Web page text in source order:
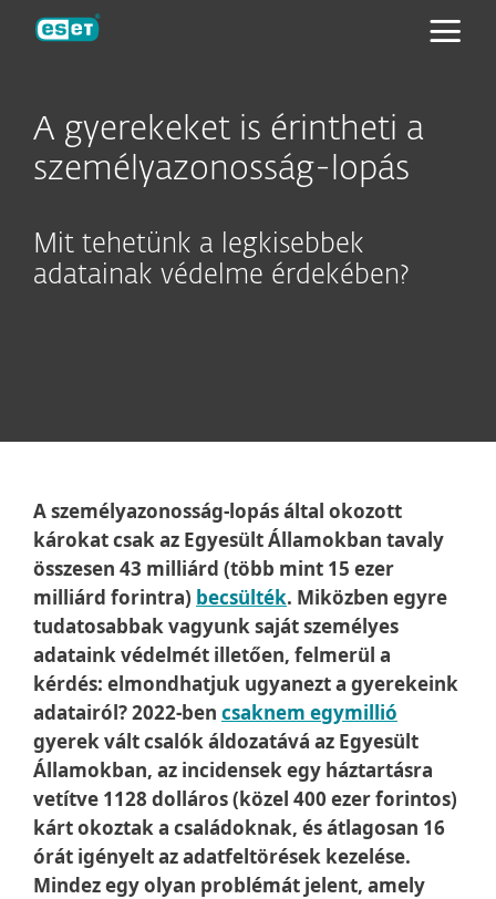
A gyerekeket is érintheti a
személyazonosság-lopás
Mit tehetünk a legkisebbek
adatainak védelme érdekében?
A személyazonosság-lopás által okozott
károkat csak az Egyesült Államokban tavaly
összesen 43 milliárd (több mint 15 ezer
milliárd forintra) becsülték. Miközben egyre
tudatosabbak vagyunk saját személyes
adataink védelmét illetően, felmerül a
kérdés: elmondhatjuk ugyanezt a gyerekeink
adatairól? 2022-ben csaknem egymillió
gyerek vált csalók áldozatává az Egyesült
Államokban, az incidensek egy háztartásra
vetítve 1128 dolláros (közel 400 ezer forintos)
kárt okoztak a családoknak, és átlagosan 16
órát igényelt az adatfeltörések kezelése.
Mindez egy olyan problémát jelent, amely
ESET